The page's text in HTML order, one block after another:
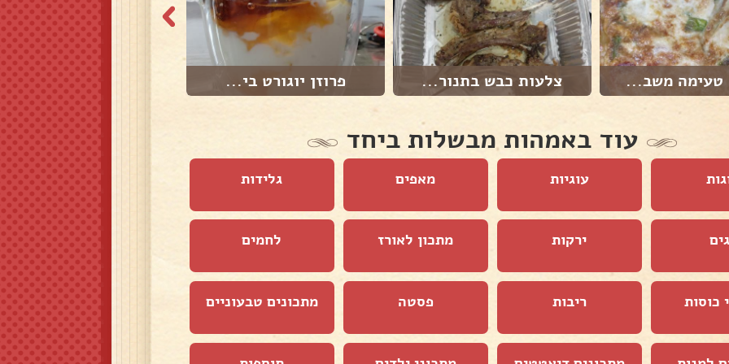
טעימה משב... צלעות כבש בתנור... פרוזן יוגורט בי...
עוד באמהות מבשלות ביחד
עוגיות מאפים גלידות
ירקות מתכון לאורז לחמים
כוסות ריבות פסטה מתכונים טבעוניים